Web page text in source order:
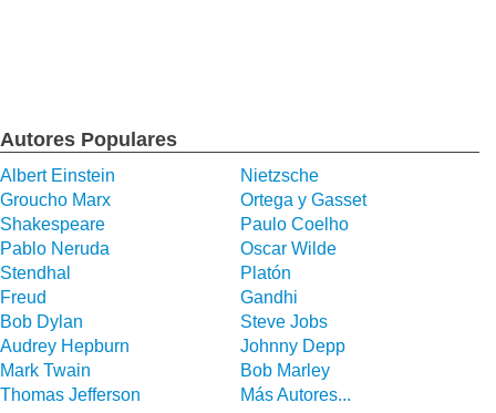
Autores Populares
Albert Einstein
Nietzsche
Groucho Marx
Ortega y Gasset
Shakespeare
Paulo Coelho
Pablo Neruda
Oscar Wilde
Stendhal
Platón
Freud
Gandhi
Bob Dylan
Steve Jobs
Audrey Hepburn
Johnny Depp
Mark Twain
Bob Marley
Thomas Jefferson
Más Autores...